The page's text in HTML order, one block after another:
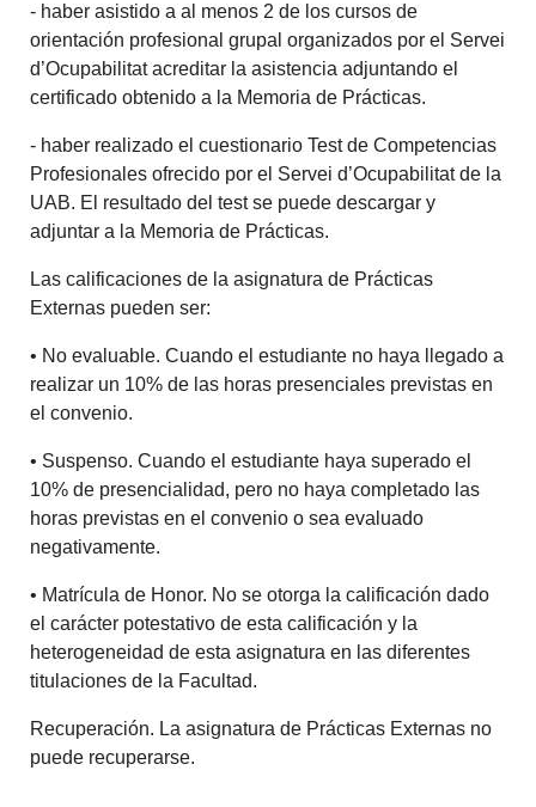
- haber asistido a al menos 2 de los cursos de
orientación profesional grupal organizados por el Servei
d’Ocupabilitat acreditar la asistencia adjuntando el
certificado obtenido a la Memoria de Prácticas.
- haber realizado el cuestionario Test de Competencias
Profesionales ofrecido por el Servei d’Ocupabilitat de la
UAB. El resultado del test se puede descargar y
adjuntar a la Memoria de Prácticas.
Las calificaciones de la asignatura de Prácticas
Externas pueden ser:
• No evaluable. Cuando el estudiante no haya llegado a
realizar un 10% de las horas presenciales previstas en
el convenio.
• Suspenso. Cuando el estudiante haya superado el
10% de presencialidad, pero no haya completado las
horas previstas en el convenio o sea evaluado
negativamente.
• Matrícula de Honor. No se otorga la calificación dado
el carácter potestativo de esta calificación y la
heterogeneidad de esta asignatura en las diferentes
titulaciones de la Facultad.
Recuperación. La asignatura de Prácticas Externas no
puede recuperarse.